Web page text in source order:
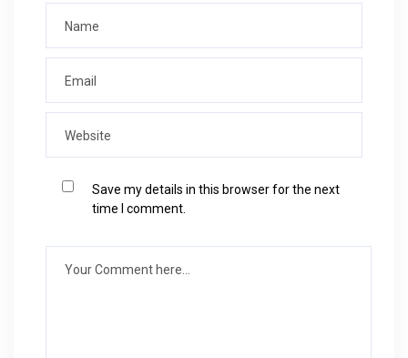
Save my details in this browser for the next
time I comment.